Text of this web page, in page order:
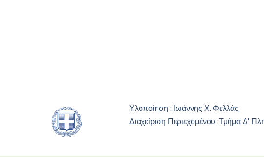
Υλοποίηση : Ιωάννης Χ. Φελλάς
Διαχείριση Περιεχομένου :Τμήμα Δ'